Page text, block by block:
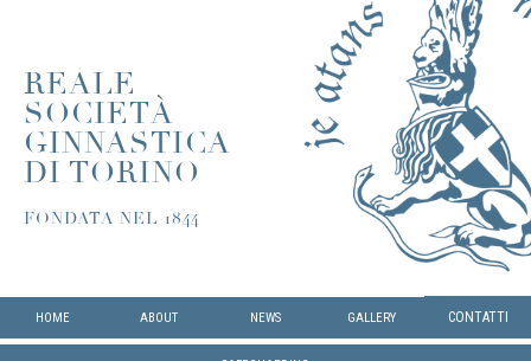
REALE
SOCIETÀ
GINNASTICA
DI TORINO
FONDATA NEL 1844
HOME ABOUT NEWS GALLERY CONTATTI